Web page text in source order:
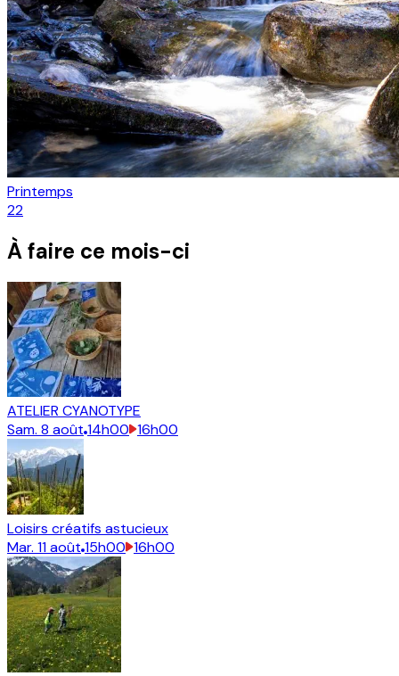
Printemps
22
À faire ce mois-ci
ATELIER CYANOTYPE
Sam. 8 août 14h00 16h00
Loisirs créatifs astucieux
Mar. 11août 15h00 16h00